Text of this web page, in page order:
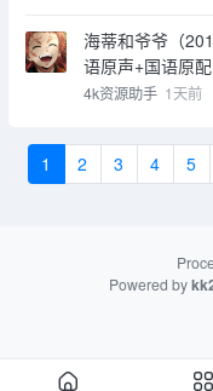
海蒂和爷爷（
语原声+国语原
4k资源助手 1天前
1 2 3 4 5
Powered by